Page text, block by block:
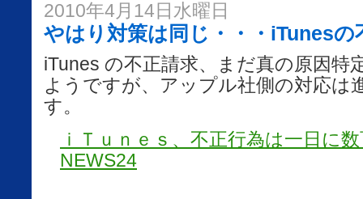
2010年4月14日水曜日
やはり対策は同じ・・・iTunesの
iTunes の不正請求、まだ真の原因特
ようですが、アップル社側の対応は
す。
ｉＴｕｎｅｓ、不正行為は一日に
NEWS24